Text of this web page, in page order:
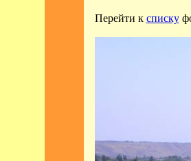
Перейти к списку